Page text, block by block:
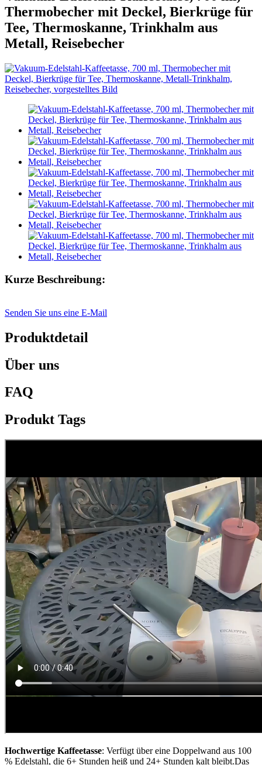
Thermobecher mit Deckel, Bierkrüge für
Tee, Thermoskanne, Trinkhalm aus
Metall, Reisebecher
Kurze Beschreibung:
Senden Sie uns eine E-Mail
Produktdetail
Über uns
FAQ
Produkt Tags
Hochwertige Kaffeetasse: Verfügt über eine Doppelwand aus 100
% Edelstahl, die 6+ Stunden heiß und 24+ Stunden kalt bleibt.Das